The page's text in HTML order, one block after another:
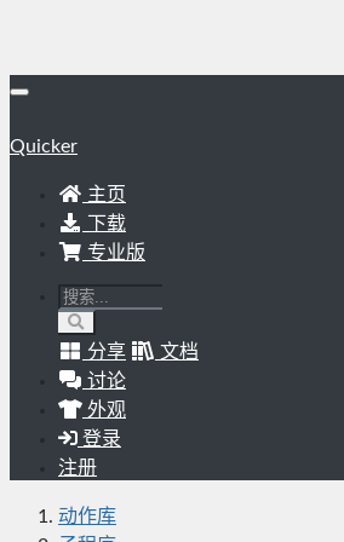
Quicker
主页
下载
专业版
分享
文档
讨论
外观
登录
注册
动作库